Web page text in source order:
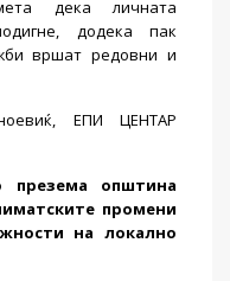
дека личната
додека пак
вршат редовни и
ЕПИ ЦЕНТАР
општина
промени
на локално